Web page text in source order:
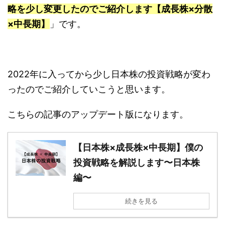
略を少し変更したのでご紹介します【成長株×分散
×中長期】
」です。
2022年に入ってから少し日本株の投資戦略が変わ
ったのでご紹介していこうと思います。
こちらの記事のアップデート版になります。
【日本株×成長株×中長期】僕の
投資戦略を解説します〜日本株
編〜
続きを見る